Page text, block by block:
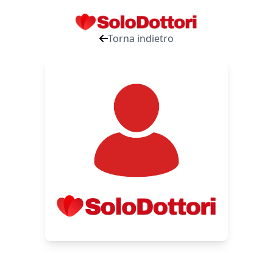
Torna indietro